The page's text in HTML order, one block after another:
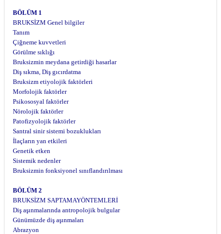
BÖLÜM 1
BRUKSİZM Genel bilgiler
Tanım
Çiğneme kuvvetleri
Görülme sıklığı
Bruksizmin meydana getirdiği hasarlar
Diş sıkma, Diş gıcırdatma
Bruksizm etiyolojik faktörleri
Morfolojik faktörler
Psikososyal faktörler
Nörolojik faktörler
Patofizyolojik faktörler
Santral sinir sistemi bozuklukları
İlaçların yan etkileri
Genetik etken
Sistemik nedenler
Bruksizmin fonksiyonel sınıflandırılması
BÖLÜM 2
BRUKSİZM SAPTAMAYÖNTEMLERİ
Diş aşınmalarında antropolojik bulgular
Günümüzde diş aşınmaları
Abrazyon